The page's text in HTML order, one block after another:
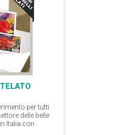
per tutti
delle belle
Italia con